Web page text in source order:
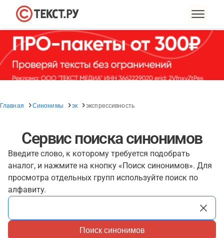
Главная Синонимы эк экспрессивность
Сервис поиска синонимов
Введите слово, к которому требуется подобрать
аналог, и нажмите на кнопку «Поиск синонимов». Для
просмотра отдельных групп используйте поиск по
алфавиту.
Поиск синонимов